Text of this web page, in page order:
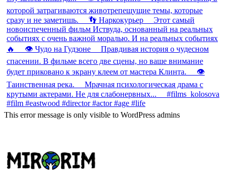
This error message is only visible to WordPress admins